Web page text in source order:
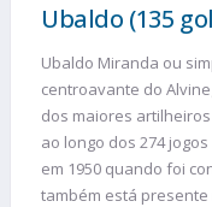
Ubaldo (135
Ubaldo Miranda ou
centroavante do
dos maiores
ao longo dos 274
em 1950 quando foi
também está